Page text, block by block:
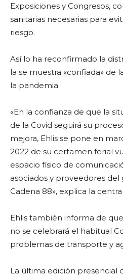
Exposiciones y Congresos,
sanitarias necesarias para
riesgo.
Así lo ha reconfirmado la
la se muestra «confiada» de
la pandemia.
«En la confianza de que la
de la Covid seguirá su
mejora, Ehlis se pone en
2022 de su certamen ferial
espacio físico de
asociados y proveedores
Cadena 88», explica la
Ehlis también informa de
no se celebrará el habitual
problemas de transporte y
La última edición presencial